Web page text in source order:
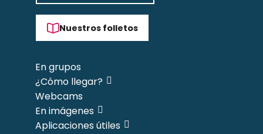
Nuestros folletos
En grupos
¿Cómo llegar?
Webcams
En imágenes
Aplicaciones útiles